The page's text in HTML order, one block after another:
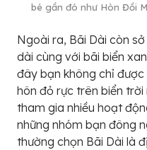
bé gần đó như Hòn Đồi
Ngoài ra, Bãi Dài còn
dài cùng với bãi biển
đây bạn không chỉ
hôn đỏ rực trên biển
tham gia nhiều hoạt
những nhóm bạn đông
thường chọn Bãi Dài là